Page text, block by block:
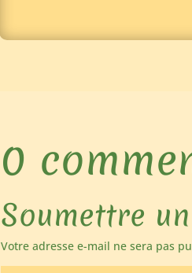
0
Soumettre
Votre adresse e-mail ne sera pas